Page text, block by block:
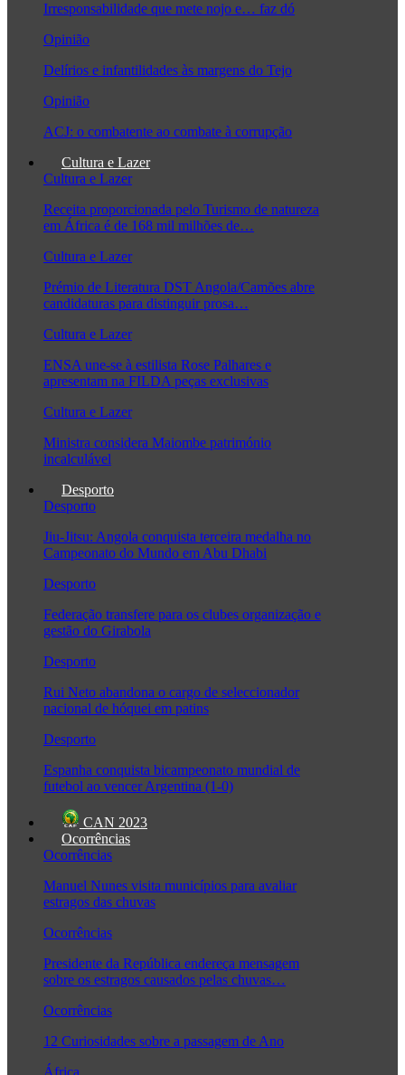
Irresponsabilidade que mete nojo e… faz dó
Opinião
Delírios e infantilidades às margens do Tejo
Opinião
ACJ: o combatente ao combate à corrupção
Cultura e Lazer
Cultura e Lazer
Receita proporcionada pelo Turismo de natureza
em África é de 168 mil milhões de…
Cultura e Lazer
Prémio de Literatura DST Angola/Camões abre
candidaturas para distinguir prosa…
Cultura e Lazer
ENSA une-se à estilista Rose Palhares e
apresentam na FILDA peças exclusivas
Cultura e Lazer
Ministra considera Maiombe património
incalculável
Desporto
Desporto
Jiu-Jitsu: Angola conquista terceira medalha no
Campeonato do Mundo em Abu Dhabi
Desporto
Federação transfere para os clubes organização e
gestão do Girabola
Desporto
Rui Neto abandona o cargo de seleccionador
nacional de hóquei em patins
Desporto
Espanha conquista bicampeonato mundial de
futebol ao vencer Argentina (1-0)
CAN 2023
Ocorrências
Ocorrências
Manuel Nunes visita municípios para avaliar
estragos das chuvas
Ocorrências
Presidente da República endereça mensagem
sobre os estragos causados pelas chuvas…
Ocorrências
12 Curiosidades sobre a passagem de Ano
África